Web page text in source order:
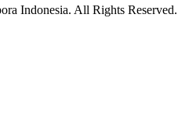
Indonesia. All Rights Reserved.